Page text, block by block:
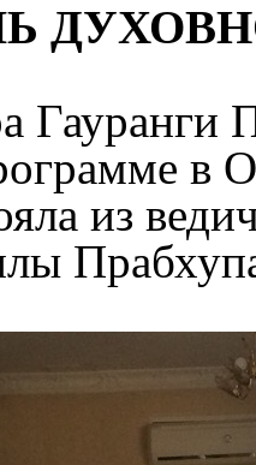
Гауранги
из